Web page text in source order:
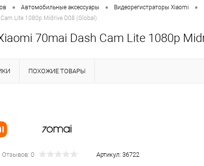
• Автомобильные аксессуары • Видеорегистраторы Xiaomi •
Lite 1080p Midrive D08 (Global)
70mai Dash Cam Lite 1080p
ПОХОЖИЕ ТОВАРЫ
Отзывов: 0 Артикул: 36722